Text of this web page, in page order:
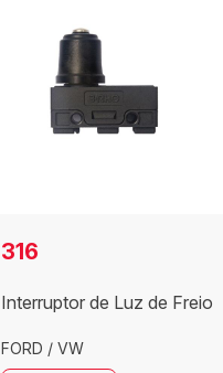
316
Interruptor de Luz de Freio
FORD / VW